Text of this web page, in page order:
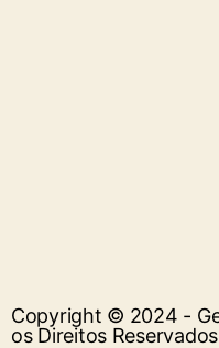
Copyright © 2024 -
os Direitos Reservados